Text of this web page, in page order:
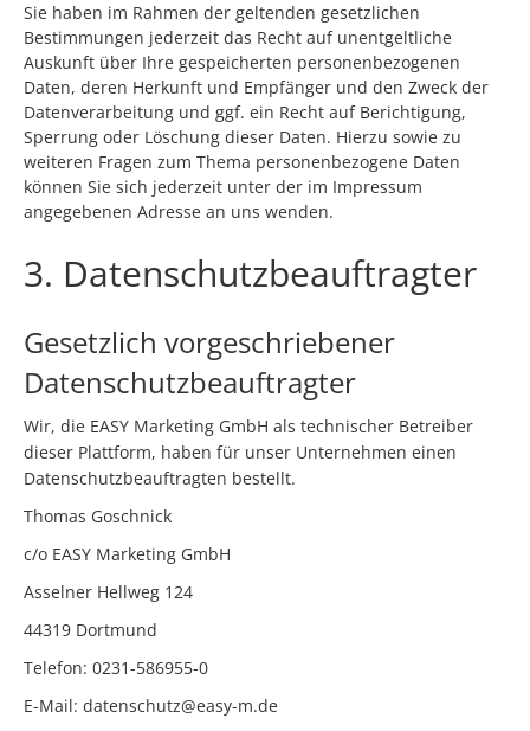
Sie haben im Rahmen der geltenden gesetzlichen
Bestimmungen jederzeit das Recht auf unentgeltliche
Auskunft über Ihre gespeicherten personenbezogenen
Daten, deren Herkunft und Empfänger und den Zweck der
Datenverarbeitung und ggf. ein Recht auf Berichtigung,
Sperrung oder Löschung dieser Daten. Hierzu sowie zu
weiteren Fragen zum Thema personenbezogene Daten
können Sie sich jederzeit unter der im Impressum
angegebenen Adresse an uns wenden.
3. Datenschutzbeauftragter
Gesetzlich vorgeschriebener
Datenschutzbeauftragter
Wir, die EASY Marketing GmbH als technischer Betreiber
dieser Plattform, haben für unser Unternehmen einen
Datenschutzbeauftragten bestellt.
Thomas Goschnick
c/o EASY Marketing GmbH
Asselner Hellweg 124
44319 Dortmund
Telefon: 0231-586955-0
E-Mail: datenschutz@easy-m.de